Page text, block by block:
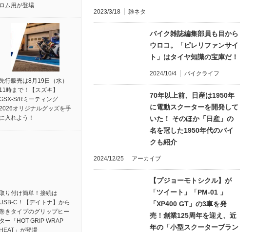
ロム用が登場
先行販売は8月19日（水）
11時まで！【スズキ】
S/Rミーティング
オリジナルグッズを手
に入れよう！
り付け簡単！接続は
USB-C！【デイトナ】から
きタイプのグリップヒー
ター「HOT GRIP WRAP
HEAT」が登場
2023/3/18 雑ネタ
バイク雑誌編集部員も目から
ウロコ。「ピレリファンサイ
ト」はタイヤ知識の宝庫だ！
2024/10/4 バイクライフ
70年以上前、日産は1950年
に電動スクーターを開発して
いた！ そのほか「日産」の
名を冠した1950年代のバイ
クも紹介
2024/12/25 アーカイブ
【プジョーモトシクル】が
「ツイート」「PM-01 」
「XP400 GT」の3車を発
売！創業125周年を迎え、近
年の「小型スクーターブラン